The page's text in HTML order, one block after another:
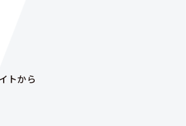
トから